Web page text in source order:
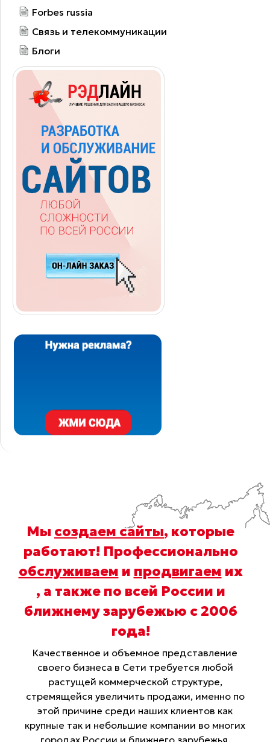
Forbes russia
Связь и телекоммуникации
Блоги
Мы создаем сайты, которые
работают! Профессионально
обслуживаем и продвигаем их
, а также по всей России и
ближнему зарубежью с 2006
года!
Качественное и объемное представление
своего бизнеса в Сети требуется любой
растущей коммерческой структуре,
стремящейся увеличить продажи, именно по
этой причине среди наших клиентов как
крупные так и небольшие компании во многих